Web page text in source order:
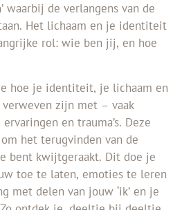
waarbij de verlangens van de
Het lichaam en je identiteit
rol: wie ben jij, en hoe
hoe je identiteit, je lichaam en
zijn met – vaak
en trauma’s. Deze
het terugvinden van de
bent kwijtgeraakt. Dit doe je
toe te laten, emoties te leren
met delen van jouw ‘ik’ en je